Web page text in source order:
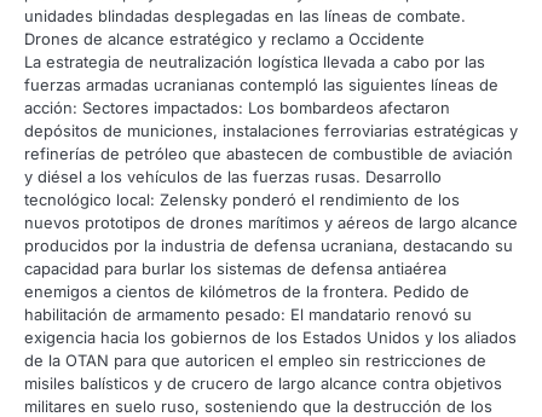
unidades blindadas desplegadas en las líneas de combate.
Drones de alcance estratégico y reclamo a Occidente
La estrategia de neutralización logística llevada a cabo por las
fuerzas armadas ucranianas contempló las siguientes líneas de
acción: Sectores impactados: Los bombardeos afectaron
depósitos de municiones, instalaciones ferroviarias estratégicas y
refinerías de petróleo que abastecen de combustible de aviación
y diésel a los vehículos de las fuerzas rusas. Desarrollo
tecnológico local: Zelensky ponderó el rendimiento de los
nuevos prototipos de drones marítimos y aéreos de largo alcance
producidos por la industria de defensa ucraniana, destacando su
capacidad para burlar los sistemas de defensa antiaérea
enemigos a cientos de kilómetros de la frontera. Pedido de
habilitación de armamento pesado: El mandatario renovó su
exigencia hacia los gobiernos de los Estados Unidos y los aliados
de la OTAN para que autoricen el empleo sin restricciones de
misiles balísticos y de crucero de largo alcance contra objetivos
militares en suelo ruso, sosteniendo que la destrucción de los